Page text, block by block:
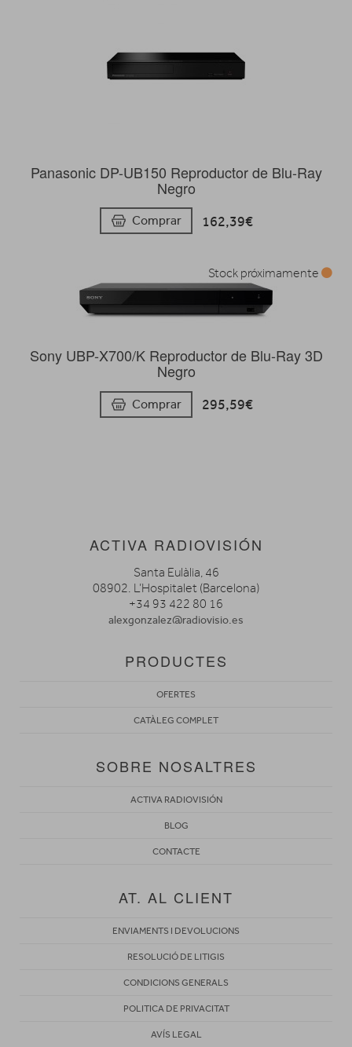
Panasonic DP-UB150 Reproductor de Blu-Ray
Negro
Comprar 162,39€
Sony UBP-X700/K Reproductor de Blu-Ray 3D
Negro
Comprar 295,59€
Stock próximamente
ACTIVA RADIOVISIÓN
Santa Eulàlia, 46
08902. L’Hospitalet (Barcelona)
+34 93 422 80 16
alexgonzalez@radiovisio.es
PRODUCTES
OFERTES
CATÀLEG COMPLET
SOBRE NOSALTRES
ACTIVA RADIOVISIÓN
BLOG
CONTACTE
AT. AL CLIENT
ENVIAMENTS I DEVOLUCIONS
RESOLUCIÓ DE LITIGIS
CONDICIONS GENERALS
POLITICA DE PRIVACITAT
AVÍS LEGAL